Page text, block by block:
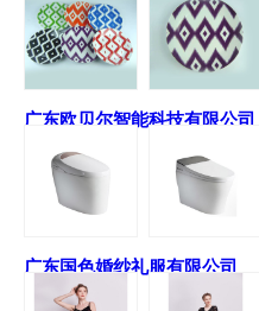
广东欧贝尔智能科技有限公司
广东国色婚纱礼服有限公司